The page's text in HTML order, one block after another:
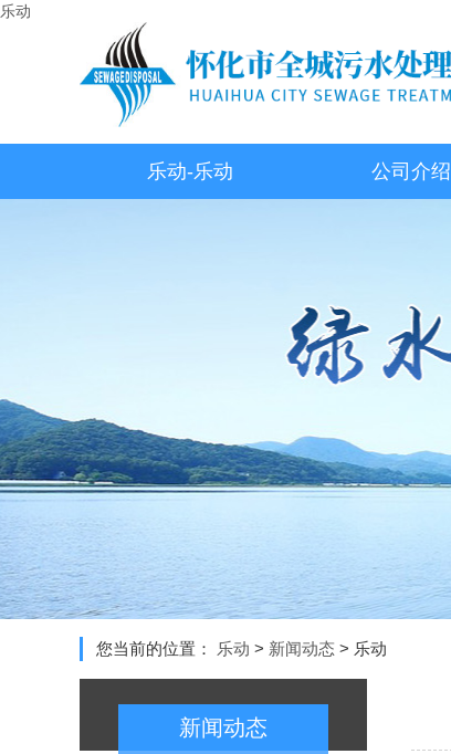
乐动
乐动-乐动 公司介绍
您当前的位置： 乐动 > 新闻动态 > 乐动
新闻动态